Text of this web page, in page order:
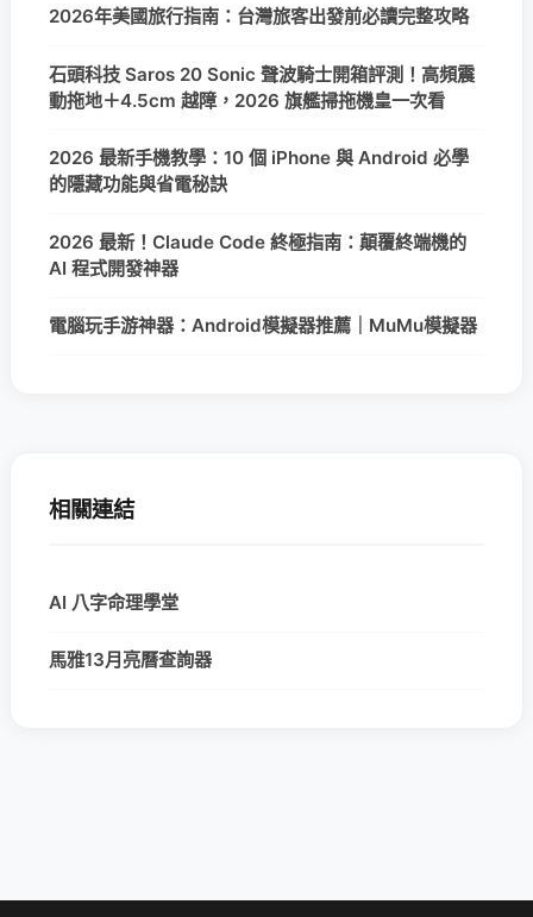
2026年美國旅行指南：台灣旅客出發前必讀完整攻略
石頭科技 Saros 20 Sonic 聲波騎士開箱評測！高頻震
動拖地＋4.5cm 越障，2026 旗艦掃拖機皇一次看
2026 最新手機教學：10 個 iPhone 與 Android 必學
的隱藏功能與省電秘訣
2026 最新！Claude Code 終極指南：顛覆終端機的
AI 程式開發神器
電腦玩手游神器：Android模擬器推薦｜MuMu模擬器
相關連結
AI 八字命理學堂
馬雅13月亮曆查詢器